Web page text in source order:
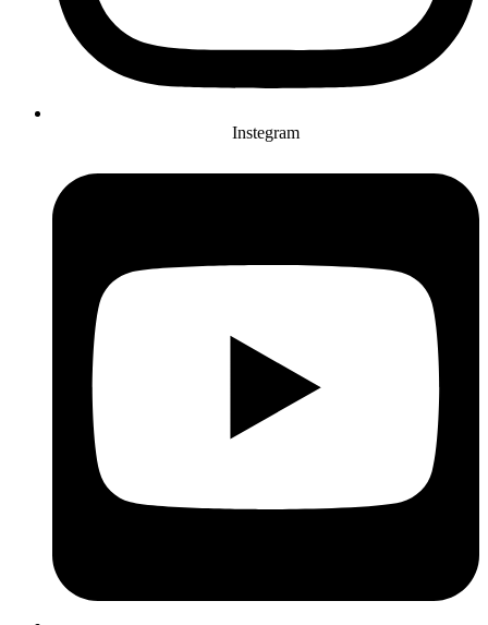
Instegram